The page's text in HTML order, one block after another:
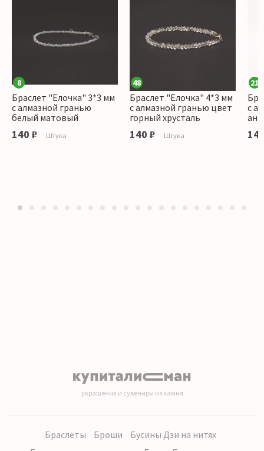
8
Браслет "Елочка" 3*3 мм
с алмазной гранью
белый матовый
140 ₽ Штука
48
Браслет "Елочка" 4*3 мм
с алмазной гранью цвет
горный хрусталь
140 ₽ Штука
21
с
украшения и сувениры из камня
Браслеты Броши
Бусины Дзи на нитях